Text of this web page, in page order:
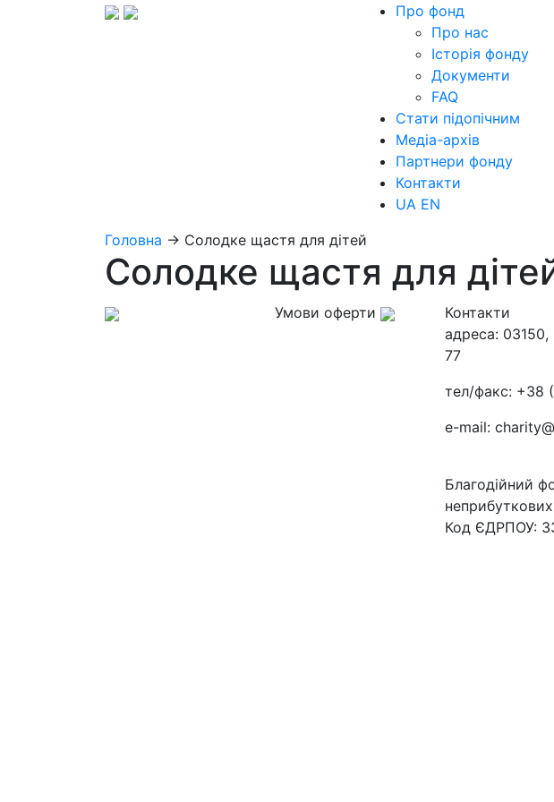
Про фонд
Про нас
Історія фонду
Документи
FAQ
Стати підопічним
Медіа-архів
Партнери фонду
Контакти
UA EN
Головна → Солодке щастя для дітей
Солодке щастя для
Умови оферти
Контакти
адреса: 03150,
77
тел/факс: +38
e-mail:
Благодійний
Код ЄДРПОУ: